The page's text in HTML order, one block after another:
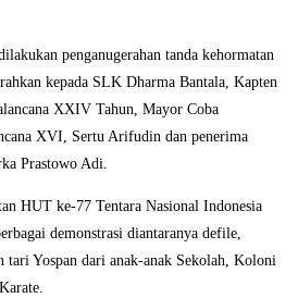
penganugerahan tanda kehormatan
kepada SLK Dharma Bantala, Kapten
XXIV Tahun, Mayor Coba
XVI, Sertu Arifudin dan penerima
Prastowo Adi.
HUT ke-77 Tentara Nasional Indonesia
demonstrasi diantaranya defile,
tari Yospan dari anak-anak Sekolah, Koloni